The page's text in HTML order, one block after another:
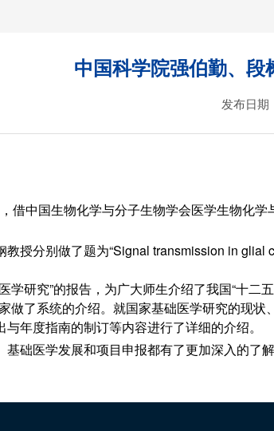
中国科学院强伯勤、
发布日期
借中国生物化学与分子生物学会医学生物化
授分别做了题为“Signal transmission in glial
学研究”的报告，为广大师生介绍了我国“十
做了系统的介绍。就国家基础医学研究的现
年度指南的制订等内容进行了详细的介绍。
础医学发展和项目申报都有了更加深入的了